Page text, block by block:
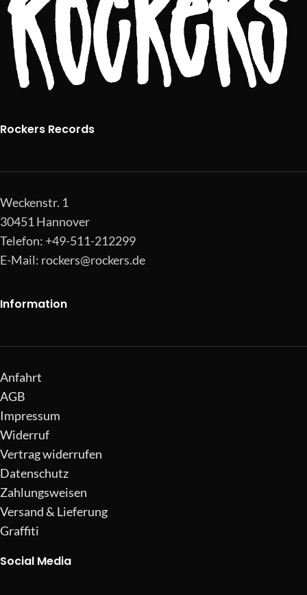
Rockers Records
Weckenstr. 1
30451 Hannover
Telefon: +49-511-212299
E-Mail: rockers@rockers.de
Information
Anfahrt
AGB
Impressum
Widerruf
Vertrag widerrufen
Datenschutz
Zahlungsweisen
Versand & Lieferung
Graffiti
Social Media